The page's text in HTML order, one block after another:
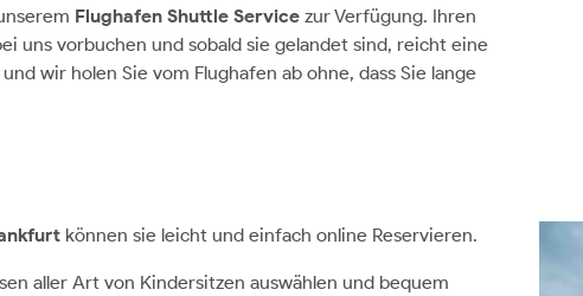
Flughafen Shuttle Service zur Verfügung. Ihren
uns vorbuchen und sobald sie gelandet sind, reicht eine
wir holen Sie vom Flughafen ab ohne, dass Sie lange
können sie leicht und einfach online Reservieren.
aller Art von Kindersitzen auswählen und bequem